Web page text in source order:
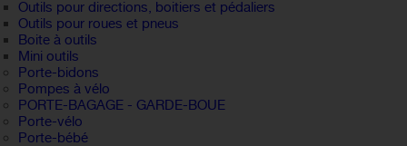
Outils pour directions, boitiers et pédaliers
Outils pour roues et pneus
Boite à outils
Mini outils
Porte-bidons
Pompes à vélo
PORTE-BAGAGE - GARDE-BOUE
Porte-vélo
Porte-bébé